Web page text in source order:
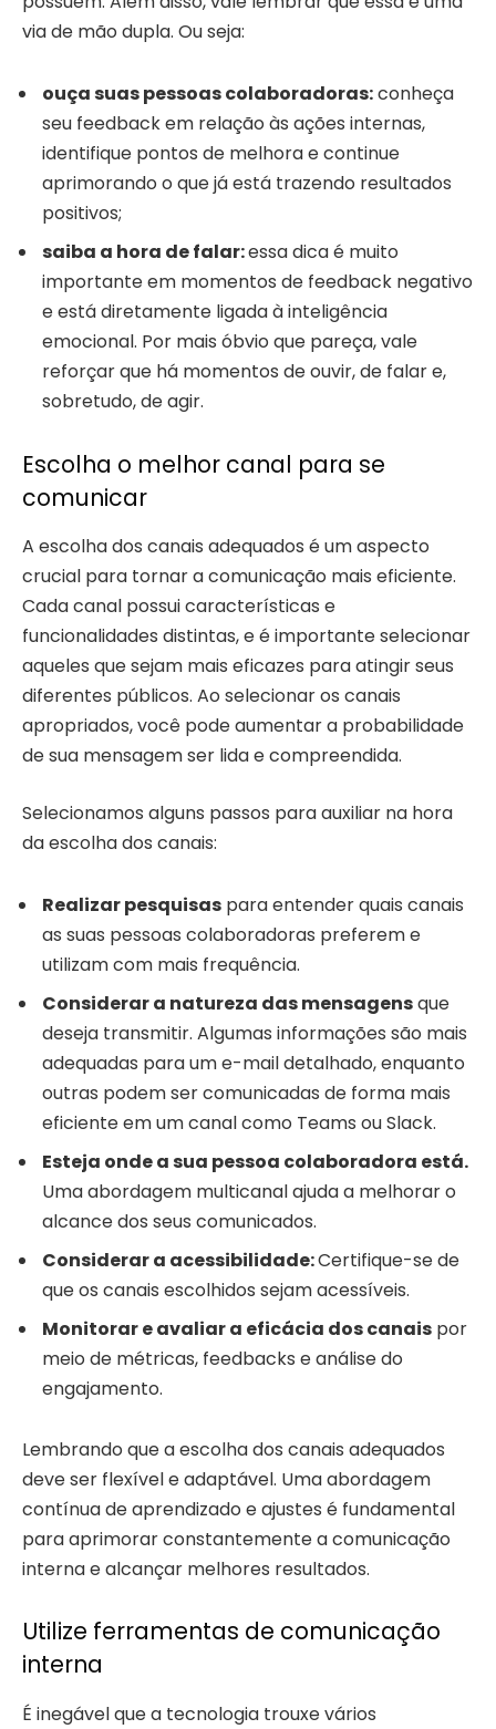
via de mão dupla. Ou seja:
ouça suas pessoas colaboradoras:conheça
seu feedback em relação às ações internas,
identifique pontos de melhora e continue
aprimorando o que já está trazendo resultados
positivos;
saiba a hora de falar:essa dica é muito
importante em momentos de feedback negativo
e está diretamente ligada à inteligência
emocional. Por mais óbvio que pareça, vale
reforçar que há momentos de ouvir, de falar e,
sobretudo, de agir.
Escolha o melhor canal para se
comunicar
A escolha dos canais adequados é um aspecto
crucial para tornar a comunicação mais eficiente.
Cada canal possui características e
funcionalidades distintas, e é importante selecionar
aqueles que sejam mais eficazes para atingir seus
diferentes públicos. Ao selecionar os canais
apropriados, você pode aumentar a probabilidade
de sua mensagem ser lida e compreendida.
Selecionamos alguns passos para auxiliar na hora
da escolha dos canais:
Realizar pesquisas para entender quais canais
as suas pessoas colaboradoras preferem e
utilizam com mais frequência.
Considerar a natureza das mensagensque
deseja transmitir. Algumas informações são mais
adequadas para um e-mail detalhado, enquanto
outras podem ser comunicadas de forma mais
eficiente em um canal como Teams ou Slack.
Esteja onde a sua pessoa colaboradora está.
Uma abordagem multicanal ajuda a melhorar o
alcance dos seus comunicados.
Considerar a acessibilidade:Certifique-se de
que os canais escolhidos sejam acessíveis.
Monitorar e avaliar a eficácia dos canais por
meio de métricas, feedbacks e análise do
engajamento.
Lembrando que a escolha dos canais adequados
deve ser flexível e adaptável. Uma abordagem
contínua de aprendizado e ajustes é fundamental
para aprimorar constantemente a comunicação
interna e alcançar melhores resultados.
Utilize ferramentas de comunicação
interna
É inegável que a tecnologia trouxe vários